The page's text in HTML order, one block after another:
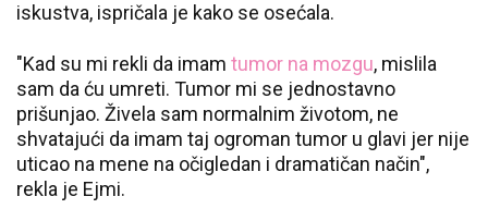
iskustva, ispričala je kako se osećala.
"Kad su mi rekli da imam tumor na mozgu, mislila
sam da ću umreti. Tumor mi se jednostavno
prišunjao. Živela sam normalnim životom, ne
shvatajući da imam taj ogroman tumor u glavi jer nije
uticao na mene na očigledan i dramatičan način",
rekla je Ejmi.